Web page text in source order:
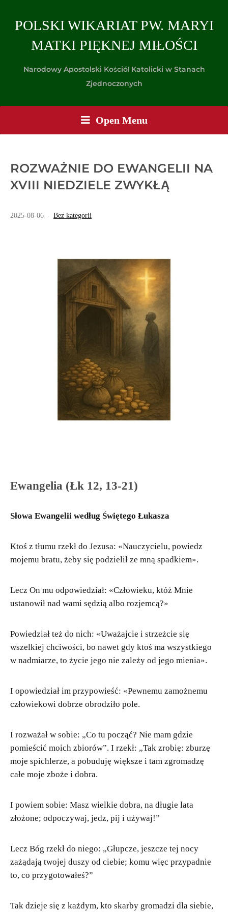
POLSKI WIKARIAT PW. MARYI
MATKI PIĘKNEJ MIŁOŚCI
Narodowy Apostolski Kościół Katolicki w Stanach
Zjednoczonych
Open Menu
ROZWAŻNIE DO EWANGELII NA
XVIII NIEDZIELE ZWYKŁĄ
2025-08-06 Bez kategorii
Ewangelia (Łk 12, 13-21)
Słowa Ewangelii według Świętego Łukasza
Ktoś z tłumu rzekł do Jezusa: «Nauczycielu, powiedz
mojemu bratu, żeby się podzielił ze mną spadkiem».
Lecz On mu odpowiedział: «Człowieku, któż Mnie
ustanowił nad wami sędzią albo rozjemcą?»
Powiedział też do nich: «Uważajcie i strzeżcie się
wszelkiej chciwości, bo nawet gdy ktoś ma wszystkiego
w nadmiarze, to życie jego nie zależy od jego mienia».
I opowiedział im przypowieść: «Pewnemu zamożnemu
człowiekowi dobrze obrodziło pole.
I rozważał w sobie: „Co tu począć? Nie mam gdzie
pomieścić moich zbiorów”. I rzekł: „Tak zrobię: zburzę
moje spichlerze, a pobuduję większe i tam zgromadzę
całe moje zboże i dobra.
I powiem sobie: Masz wielkie dobra, na długie lata
złożone; odpoczywaj, jedz, pij i używaj!”
Lecz Bóg rzekł do niego: „Głupcze, jeszcze tej nocy
zażądają twojej duszy od ciebie; komu więc przypadnie
to, co przygotowałeś?”
Tak dzieje się z każdym, kto skarby gromadzi dla siebie,